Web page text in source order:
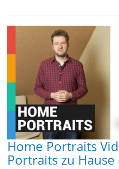
Home Portraits
Portraits zu